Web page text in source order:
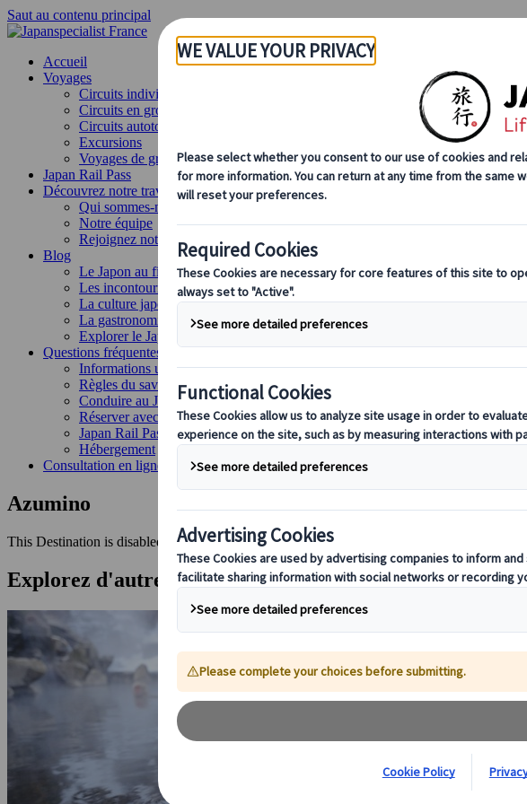
Saut au contenu principal
Accueil
Voyages
Circuits individuels
Circuits en groupe
Circuits autotours
Excursions
Voyages de groupe sur mesure
Japan Rail Pass
Découvrez notre travail
Qui sommes-nous ?
Notre équipe
Rejoignez notre équipe
Blog
Le Japon au fil des saisons
Les incontournables du Japon
La culture japonaise
La gastronomie japonaise
Explorer le Japon en train
Questions fréquentes
Informations utiles
Règles du savoir-vivre au Japon
Conduire au Japon
Réserver avec nous
Japan Rail Pass
Hébergement
Consultation en ligne
Azumino
This Destination is disabled to display.
Explorez d'autres destinations dans la même région